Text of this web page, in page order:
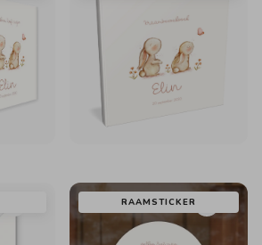
RAAMSTICKER